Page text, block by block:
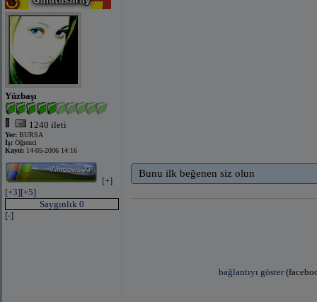
Yüzbaşı
1240 ileti
Yer: BURSA
İş: Öğrenci
Kayıt: 14-05-2006 14:16
[+]
[+3][+5]
Saygınlık 0
[-]
Bunu ilk beğenen siz olun
bağlantıyı göster